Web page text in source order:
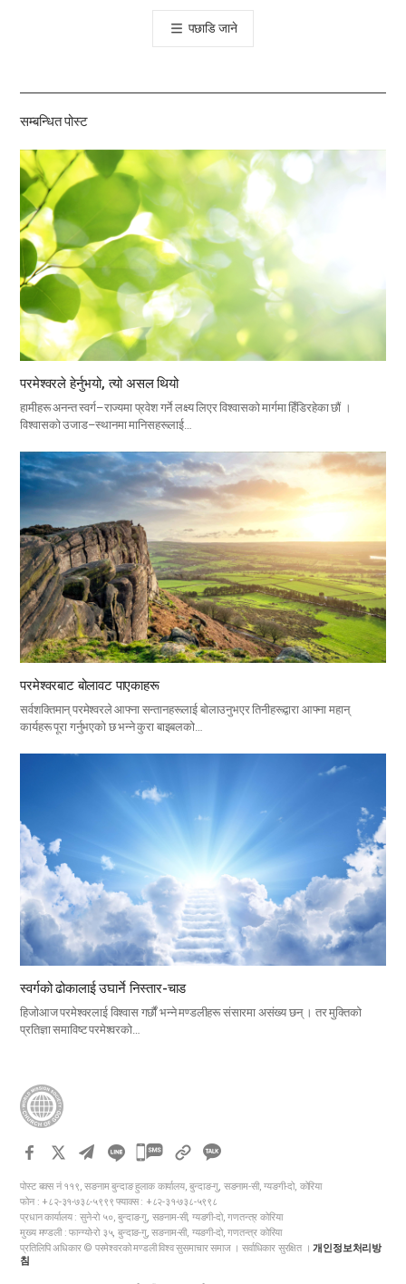
톡
공
기
पछाडि जाने
सम्बन्धित पोस्ट
परमेश्वरले हेर्नुभयो, त्यो असल थियो
हामीहरू अनन्त स्वर्ग–राज्यमा प्रवेश गर्ने लक्ष्य लिएर विश्वासको मार्गमा हिँडिरहेका छौं ।
विश्वासको उजाड–स्थानमा मानिसहरूलाई…
परमेश्वरबाट बोलावट पाएकाहरू
सर्वशक्तिमान् परमेश्वरले आफ्ना सन्तानहरूलाई बोलाउनुभएर तिनीहरूद्वारा आफ्ना महान्
कार्यहरू पूरा गर्नुभएको छ भन्ने कुरा बाइबलको…
स्वर्गको ढोकालाई उघार्ने निस्तार-चाड
हिजोआज परमेश्वरलाई विश्वास गर्छौं भन्ने मण्डलीहरू संसारमा असंख्य छन् । तर मुक्तिको
प्रतिज्ञा समाविष्ट परमेश्वरको…
카
오
톡
공
पोस्ट बक्स नं ११९, सङनाम बुन्दाङ हुलाक कार्यालय, बुन्दाङ-गु, सङनाम-सी, ग्यङगी-दो, कोरिया
फोन : +८२-३१-७३८-५९९९ फ्याक्स : +८२-३१-७३८-५९९८
प्रधान कार्यालय : सुने-रो ५०, बुन्दाङ-गु, सङनाम-सी, ग्यङगी-दो, गणतन्त्र कोरिया
मुख्य मण्डली : फान्ग्यो-रो ३५, बुन्दाङ-गु, सङनाम-सी, ग्यङगी-दो, गणतन्त्र कोरिया
प्रतिलिपि अधिकार © परमेश्वरको मण्डली विश्व सुसमाचार समाज । सर्वाधिकार सुरक्षित ।개인정보처리방
침